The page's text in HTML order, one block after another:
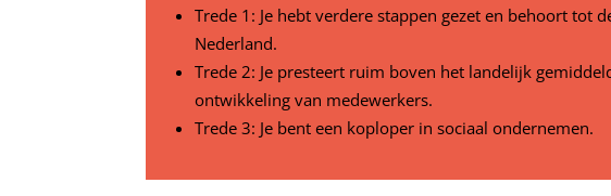
Trede 1: Je hebt verdere stappen gezet en behoort tot
Nederland.
Trede 2: Je presteert ruim boven het landelijk
ontwikkeling van medewerkers.
Trede 3: Je bent een koploper in sociaal ondernemen.